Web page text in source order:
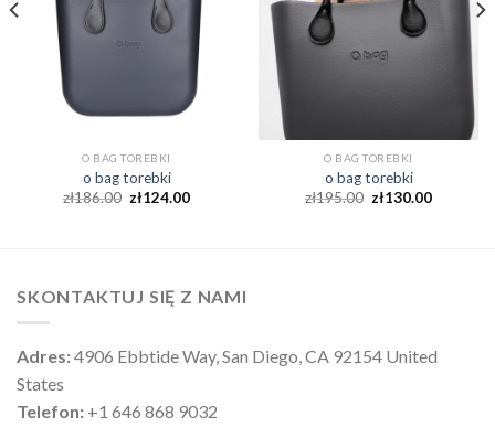
O BAG TOREBKI
o bag torebki
zł186.00 zł124.00
O BAG TOREBKI
o bag torebki
zł195.00 zł130.00
SKONTAKTUJ SIĘ Z NAMI
Adres:4906 Ebbtide Way, San Diego, CA 92154 United
States
Telefon: +1 646 868 9032